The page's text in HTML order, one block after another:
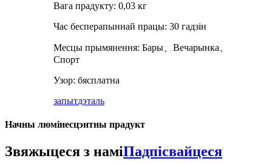
Вага прадукту: 0,03 кг
Час бесперапыннай працы: 30 гадзін
Месцы прымянення: Бары、Вечарынка、
Спорт
Узор: бясплатна
запытдэталь
Начны люмінесцэнтны прадукт
Звяжыцеся з наміПадпісвайцеся